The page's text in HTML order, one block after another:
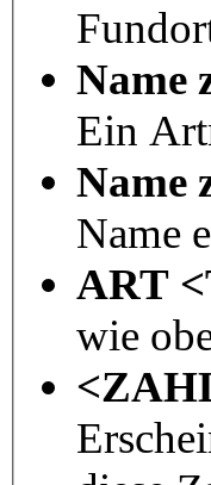
Name
Ein
Name
Name
ART
wie